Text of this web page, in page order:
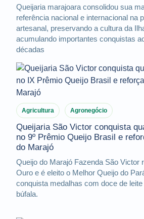
Queijaria marajoara consolidou sua
referência nacional e internacional na
artesanal, preservando a cultura da
acumulando importantes conquistas
décadas
Agricultura Agronegócio
Queijaria São Victor conquista
no 9º Prêmio Queijo Brasil e
do Marajó
Queijo do Marajó Fazenda São Victor
Ouro e é eleito o Melhor Queijo do
conquista medalhas com doce de
búfala.